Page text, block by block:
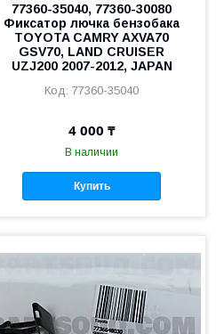
77360-35040, 77360-30080
Фиксатор лючка бензобака
TOYOTA CAMRY AXVA70
GSV70, LAND CRUISER
UZJ200 2007-2012, JAPAN
77360-35040
4 000 ₸
В наличии
Купить